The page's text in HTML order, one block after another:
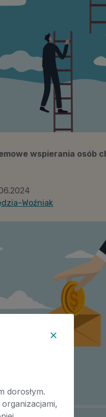
wspierania osób
Woźniak
dorosłym.